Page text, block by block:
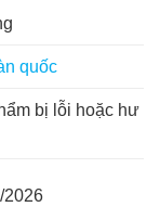
quốc
bị lỗi hoặc hư
2026